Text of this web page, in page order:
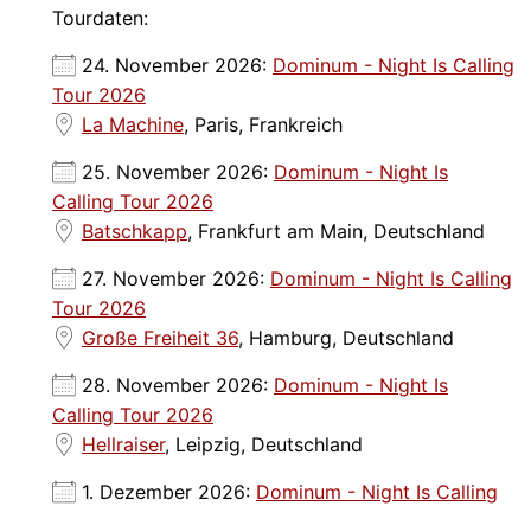
Tourdaten:
24. November 2026: Dominum - Night Is Calling
Tour 2026
La Machine, Paris, Frankreich
25. November 2026: Dominum - Night Is
Calling Tour 2026
Batschkapp, Frankfurt am Main, Deutschland
27. November 2026: Dominum - Night Is Calling
Tour 2026
Große Freiheit 36, Hamburg, Deutschland
28. November 2026: Dominum - Night Is
Calling Tour 2026
Hellraiser, Leipzig, Deutschland
1. Dezember 2026: Dominum - Night Is Calling